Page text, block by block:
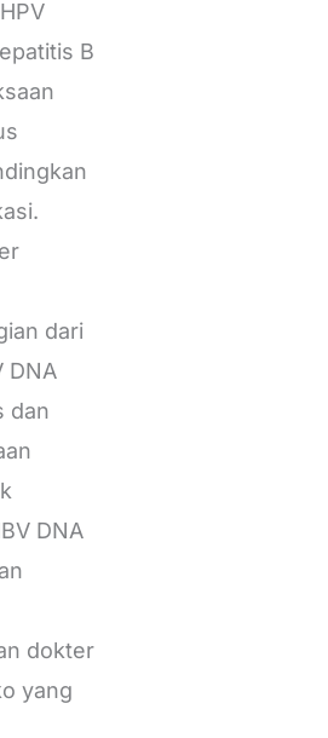
B
dari
DNA
dan
DNA
dokter
yang